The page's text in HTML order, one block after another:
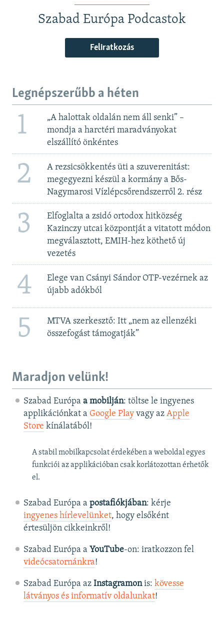
Szabad Európa Podcastok
Feliratkozás
Legnépszerűbb a héten
1
„A halottak oldalán nem áll senki” –
mondja a harctéri maradványokat
elszállító önkéntes
2
A rezsicsökkentés üti a szuverenitást:
megegyezni készül a kormány a Bős-
Nagymarosi Vízlépcsőrendszerről 2. rész
3
Elfoglalta a zsidó ortodox hitközség
Kazinczy utcai központját a vitatott módon
megválasztott, EMIH-hez köthető új
vezetés
4
Elege van Csányi Sándor OTP-vezérnek az
újabb adókból
5
MTVA szerkesztő: Itt „nem az ellenzéki
összefogást támogatják”
Maradjon velünk!
Szabad Európa a mobilján: töltse le ingyenes
applikációnkat a Google Playvagy az Apple
Store kínálatából!
A stabil mobilkapcsolat érdekében a weboldal egyes
funkciói az applikációban csak korlátozottan érhetők
el.
Szabad Európa a postafiókjában: kérje
ingyenes hírlevelünket, hogy elsőként
értesüljön cikkeinkről!
Szabad Európa a YouTube-on: iratkozzon fel
videócsatornánkra!
Szabad Európa az Instagramonis: kövesse
látványos és informatív oldalunkat! ​